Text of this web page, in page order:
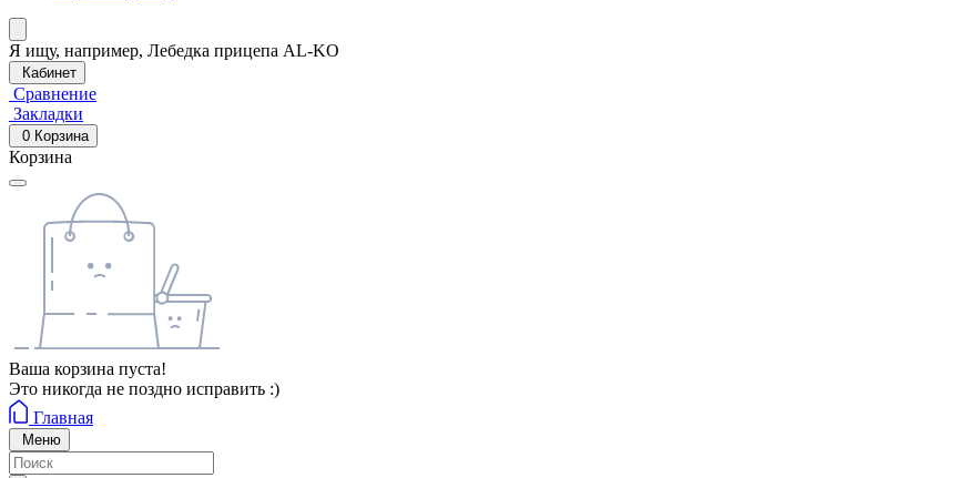
Я ищу, например, Лебедка прицепа AL-KO
Кабинет
Сравнение
Закладки
0 Корзина
Корзина
Ваша корзина пуста!
Это никогда не поздно исправить :)
Главная
Меню